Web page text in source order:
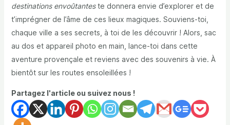
destinations envoûtanteste donnera envie d’explorer et de
t’imprégner de l’âme de ces lieux magiques. Souviens-toi,
chaque ville a ses secrets, à toi de les découvrir ! Alors, sac
au dos et appareil photo en main, lance-toi dans cette
aventure provençale et reviens avec des souvenirs à vie. À
bientôt sur les routes ensoleillées !
Partagez l'article ou suivez nous !